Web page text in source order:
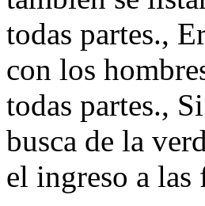
todas partes.,
con los
todas partes.,
busca de la
el ingreso a las